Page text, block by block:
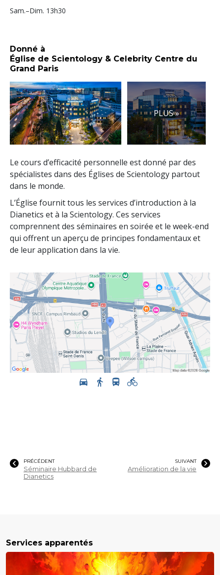
Sam.–Dim. 13h30
Donné à
Église de Scientology & Celebrity Centre du
Grand Paris
PLUS »
Le cours d’efficacité personnelle est donné par des
spécialistes dans des Églises de Scientology partout
dans le monde.
L’Église fournit tous les services d’introduction à la
Dianetics et à la Scientology. Ces services
comprennent des séminaires en soirée et le week-end
qui offrent un aperçu de principes fondamentaux et
de leur application dans la vie.
PRÉCÉDENT
Séminaire Hubbard de
Dianetics
SUIVANT
Amélioration de la vie
Services apparentés